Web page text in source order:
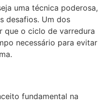
uma técnica poderosa,
desafios. Um dos
que o ciclo de varredura
necessário para evitar
fundamental na